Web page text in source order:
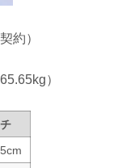
約）
65.65kg）